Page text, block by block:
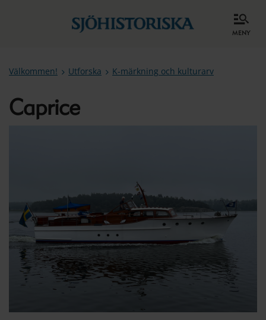
meny
Välkommen! Utforska K-märkning och kulturarv
Caprice